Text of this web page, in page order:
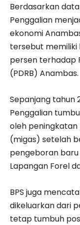
Berdasarkan
Penggalian
ekonomi
tersebut memiliki
persen terhadap
(PDRB) Anambas.
Sepanjang tahun
Penggalian
oleh peningkatan
(migas) setelah
pengeboran baru
Lapangan Forel
BPS juga
dikeluarkan dari
tetap tumbuh